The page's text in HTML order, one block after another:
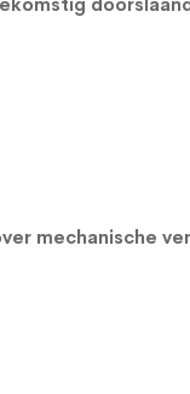
mechanische